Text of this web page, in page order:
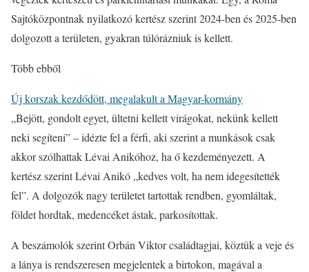
Sajtóközpontnak nyilatkozó kertész szerint 2024-ben és 2025-ben
dolgozott a területen, gyakran túlórázniuk is kellett.
Több ebből
Új korszak kezdődött, megalakult a Magyar-kormány
„Bejött, gondolt egyet, ültetni kellett virágokat, nekünk kellett
neki segíteni” – idézte fel a férfi, aki szerint a munkások csak
akkor szólhattak Lévai Anikóhoz, ha ő kezdeményezett. A
kertész szerint Lévai Anikó „kedves volt, ha nem idegesítették
fel”. A dolgozók nagy területet tartottak rendben, gyomláltak,
földet hordtak, medencéket ástak, parkosítottak.
A beszámolók szerint Orbán Viktor családtagjai, köztük a veje és
a lánya is rendszeresen megjelentek a birtokon, magával a